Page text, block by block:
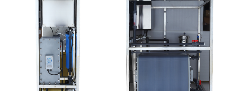
西门子 EDI模块维修 EDI设备维修